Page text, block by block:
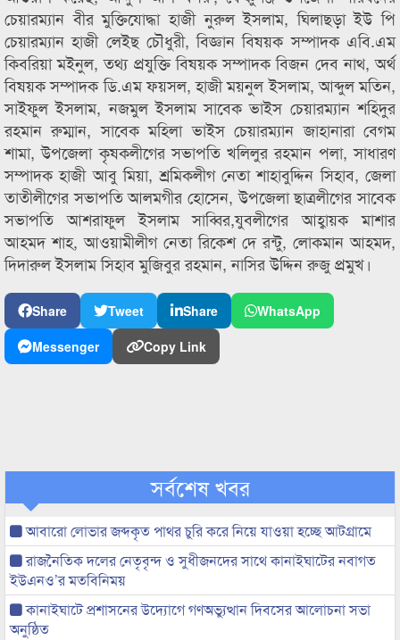
চেয়ারম্যান বীর মুক্তিযোদ্ধা হাজী নুরুল ইসলাম, ঘিলাছড়া ইউ পি
চেয়ারম্যান হাজী লেইছ চৌধুরী, বিজ্ঞান বিষয়ক সম্পাদক এবি.এম
কিবরিয়া মইনুল, তথ্য প্রযুক্তি বিষয়ক সম্পাদক বিজন দেব নাথ, অর্থ
বিষয়ক সম্পাদক ডি.এম ফয়সল, হাজী ময়নুল ইসলাম, আব্দুল মতিন,
সাইফুল ইসলাম, নজমুল ইসলাম সাবেক ভাইস চেয়ারম্যান শহিদুর
রহমান রুম্মান, সাবেক মহিলা ভাইস চেয়ারম্যান জাহানারা বেগম
শামা, উপজেলা কৃষকলীগের সভাপতি খলিলুর রহমান পলা, সাধারণ
সম্পাদক হাজী আবু মিয়া, শ্রমিকলীগ নেতা শাহাবুদ্দিন সিহাব, জেলা
তাতীলীগের সভাপতি আলমগীর হোসেন, উপজেলা ছাত্রলীগের সাবেক
সভাপতি আশরাফুল ইসলাম সাব্বির,যুবলীগের আহ্বায়ক মাশার
আহমদ শাহ, আওয়ামীলীগ নেতা রিকেশ দে রন্টু, লোকমান আহমদ,
দিদারুল ইসলাম সিহাব মুজিবুর রহমান, নাসির উদ্দিন রুজু প্রমুখ।
Share Tweet Share
WhatsApp
Messenger
Copy Link
সর্বশেষ খবর
আবারো লোভার জব্দকৃত পাথর চুরি করে নিয়ে যাওয়া হচ্ছে আটগ্রামে
রাজনৈতিক দলের নেতৃবৃন্দ ও সুধীজনদের সাথে কানাইঘাটের নবাগত
ইউএনও’র মতবিনিময়
কানাইঘাটে প্রশাসনের উদ্যোগে গণঅভ্যুত্থান দিবসের আলোচনা সভা
অনুষ্ঠিত